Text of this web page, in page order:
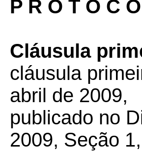
P R O T O C
Cláusula
cláusula
abril de 2009,
publicado no
2009, Seção